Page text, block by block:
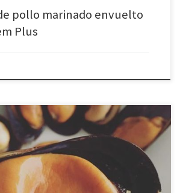
pollo marinado envuelto
Plus
muy bien, porque los Reyes me han traído 2kgs
de Galicia